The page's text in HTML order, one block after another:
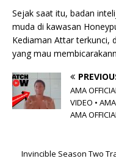
Sejak saat itu, badan
muda di kawasan
Kediaman Attar terkunci,
yang mau
AMA
VIDEO •
AMA
Invincible Season Two